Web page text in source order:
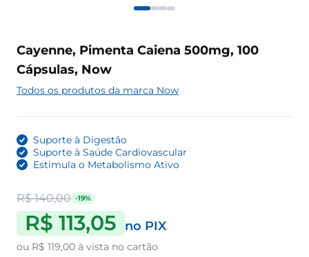
Cayenne, Pimenta Caiena 500mg, 100
Cápsulas, Now
Todos os produtos da marca Now
Suporte à Digestão
Suporte à Saúde Cardiovascular
Estimula o Metabolismo Ativo
R$ 140,00 -19%
R$ 113,05 no PIX
ou R$ 119,00 à vista no cartão